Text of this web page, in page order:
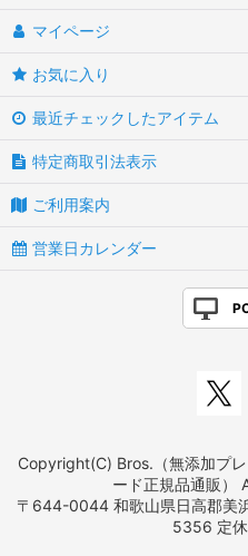
マイページ
お気に入り
最近チェックしたアイテム
特定商取引法表示
ご利用案内
営業日カレンダー
Copyright(C) Bros.（無添加プ
ード正規品通販）
〒644-0044 和歌山県日高郡
5356 定